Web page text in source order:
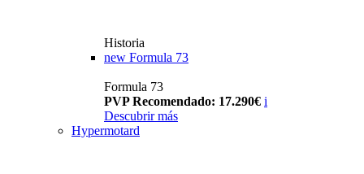
Historia
new Formula 73
Formula 73
PVP Recomendado: 17.290€ i
Descubrir más
Hypermotard